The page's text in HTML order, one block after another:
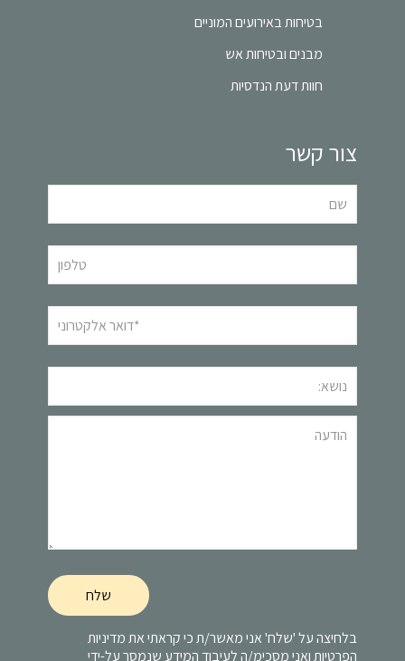
בטיחות באירועים המוניים
מבנים ובטיחות אש
חוות דעת הנדסיות
צור קשר
בלחיצה על 'שלח' אני מאשר/ת כי קראתי אתמדיניות
הפרטיותואני מסכימ/ה לעיבוד המידע שנמסר על-ידי